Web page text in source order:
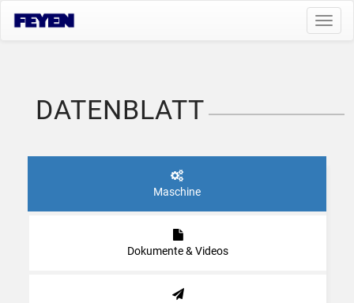
DATENBLATT
Maschine
Dokumente & Videos